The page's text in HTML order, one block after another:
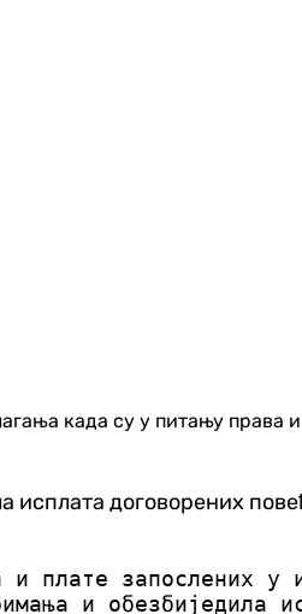
када су у питању права
исплата договорених
плате запослених у
и обезбиједила